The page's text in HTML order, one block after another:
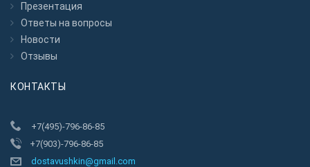
Презентация
Ответы на вопросы
Новости
Отзывы
КОНТАКТЫ
+7(495)-796-86-85
+7(903)-796-86-85
dostavushkin@gmail.com